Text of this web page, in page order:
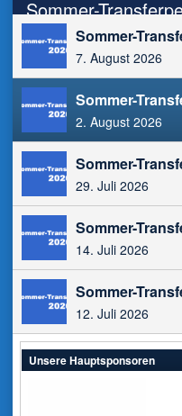
Teil 10
Sommer-
7. August 2026
Sommer-
2. August 2026
Sommer-
29. Juli 2026
Sommer-
14. Juli 2026
Sommer-
12. Juli 2026
Unsere Hauptsponsoren